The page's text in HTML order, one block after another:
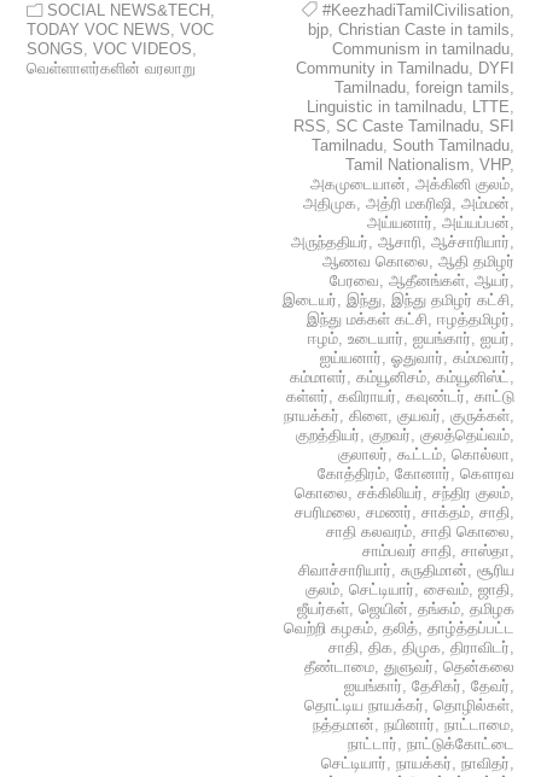
SOCIAL NEWS&TECH ,
TODAY VOC NEWS,VOC
SONGS,VOC VIDEOS,
வெள்ளாளர்களின் வரலாறு
#KeezhadiTamilCivilisation,
bjp, Christian Caste in tamils,
Communism in tamilnadu,
Community in Tamilnadu, DYFI
Tamilnadu, foreign tamils,
Linguistic in tamilnadu, LTTE,
RSS, SC Caste Tamilnadu, SFI
Tamilnadu, South Tamilnadu,
Tamil Nationalism, VHP,
அகமுடையான், அக்கினி குலம்,
அதிமுக, அத்ரி மகரிஷி, அம்மன்,
அய்யனார், அய்யப்பன்,
அருந்ததியர், ஆசாரி, ஆச்சாரியார்,
ஆணவ கொலை, ஆதி தமிழர்
பேரவை, ஆதீனங்கள், ஆயர்,
இடையர், இந்து, இந்து தமிழர் கட்சி,
இந்து மக்கள் கட்சி, ஈழத்தமிழர்,
ஈழம், உடையார், ஐயங்கார், ஐயர்,
ஐய்யனார், ஓதுவார், கம்மவார்,
கம்மாளர், கம்யூனிசம், கம்யூனிஸ்ட்,
கள்ளர், கவிராயர், கவுண்டர், காட்டு
நாயக்கர், கிளை, குயவர், குருக்கள்,
குறத்தியர், குறவர், குலத்தெய்வம்,
குலாலர், கூட்டம், கொல்லா,
கோத்திரம், கோனார், கௌரவ
கொலை, சக்கிலியர், சந்திர குலம்,
சபரிமலை, சமணர், சாக்தம், சாதி,
சாதி கலவரம், சாதி கொலை,
சாம்பவர் சாதி, சாஸ்தா,
சிவாச்சாரியார், சுருதிமான், சூரிய
குலம், செட்டியார், சைவம், ஜாதி,
ஜீயர்கள், ஜெயின், தங்கம், தமிழக
வெற்றி கழகம், தலித், தாழ்த்தப்பட்ட
சாதி, திக, திமுக, திராவிடர்,
தீண்டாமை, துளுவர், தென்கலை
ஐயங்கார், தேசிகர், தேவர்,
தொட்டிய நாயக்கர், தொழில்கள்,
நத்தமான், நயினார், நாட்டாமை,
நாட்டார், நாட்டுக்கோட்டை
செட்டியார், நாயக்கர், நாவிதர்,